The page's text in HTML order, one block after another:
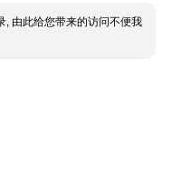
, 由此给您带来的访问不便我